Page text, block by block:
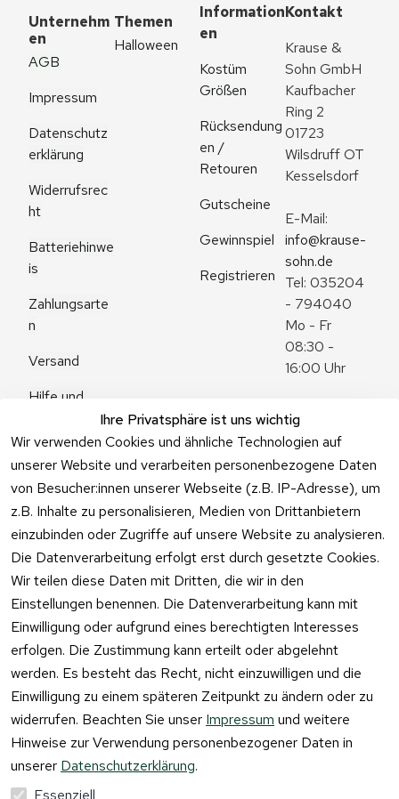
Ihre Privatsphäre ist uns wichtig
Wir verwenden Cookies und ähnliche Technologien auf
unserer Website und verarbeiten personenbezogene Daten
von Besucher:innen unserer Webseite (z.B. IP-Adresse), um
z.B. Inhalte zu personalisieren, Medien von Drittanbietern
einzubinden oder Zugriffe auf unsere Website zu analysieren.
Die Datenverarbeitung erfolgt erst durch gesetzte Cookies.
Wir teilen diese Daten mit Dritten, die wir in den
Einstellungen benennen. Die Datenverarbeitung kann mit
Einwilligung oder aufgrund eines berechtigten Interesses
erfolgen. Die Zustimmung kann erteilt oder abgelehnt
werden. Es besteht das Recht, nicht einzuwilligen und die
Einwilligung zu einem späteren Zeitpunkt zu ändern oder zu
widerrufen. Beachten Sie unser Impressum und weitere
Hinweise zur Verwendung personenbezogener Daten in
unserer Datenschutzerklärung.
Essenziell
Unternehm
en
AGB
Impressum
Datenschutz
erklärung
Widerrufsrec
ht
Batteriehinwe
is
Zahlungsarte
n
Versand
Hilfe und
Fragen
Themen
Halloween
Information
en
Kostüm
Größen
Rücksendung
en /
Retouren
Gutscheine
Gewinnspiel
Registrieren
Kontakt
Krause &
Sohn GmbH
Kaufbacher
Ring 2
01723
Wilsdruff OT
Kesselsdorf
info@krause-
sohn.de
Tel: 035204
- 794040
Mo - Fr
08:30 -
16:00 Uhr
Zum
Kontaktformu
lar
Vertrag
widerrufen